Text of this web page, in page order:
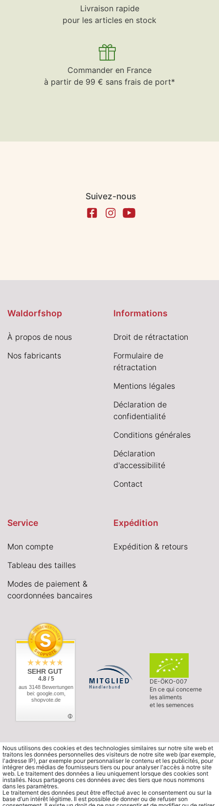
Livraison rapide
pour les articles en stock
Commander en France
à partir de 99 € sans frais de port*
Suivez-nous
Waldorfshop
À propos de nous
Nos fabricants
Informations
Droit de rétractation
Formulaire de
rétractation
Mentions légales
Déclaration de
confidentialité
Conditions générales
Déclaration
d'accessibilité
Contact
Service
Mon compte
Tableau des tailles
Modes de paiement &
coordonnées bancaires
Expédition
Expédition & retours
SEHR GUT
4.8 / 5
aus 3148 Bewertungen
bei: google.com,
shopvote.de
DE-ÖKO-007
En ce qui concerne
les aliments
et les semences
Nous utilisons des cookies et des technologies similaires sur notre site web et
traitons les données personnelles des visiteurs de notre site web (par exemple,
l'adresse IP), par exemple pour personnaliser le contenu et les publicités, pour
intégrer des médias de fournisseurs tiers ou pour analyser l'accès à notre site
web. Le traitement des données a lieu uniquement lorsque des cookies sont
installés. Nous partageons ces données avec des tiers que nous nommons
dans les paramètres.
Le traitement des données peut être effectué avec le consentement ou sur la
base d'un intérêt légitime. Il est possible de donner ou de refuser son